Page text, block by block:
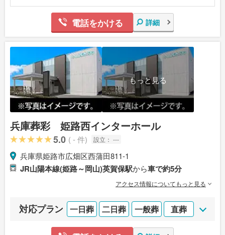
電話をかける 詳細
もっと見る
兵庫葬彩 姫路西インターホール
5.0 ( - 件) 設立： ---
兵庫県姫路市広畑区西蒲田811-1
JR山陽本線(姫路～岡山)英賀保駅から車で約5分
アクセス情報についてもっと見る
対応プラン 一日葬 二日葬 一般葬 直葬